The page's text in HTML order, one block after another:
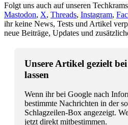
Folgt uns auch auf unseren
Mastodon, X, Threads, Instagram,
ihr keine News, Tests und Artikel
neue Beiträge, Updates und
Unsere Artikel gezielt
lassen
Wenn ihr bei Google nach
bestimmte Nachrichten in der
Schlagzeilen-Box angezeigt.
jetzt direkt mitbestimmen.